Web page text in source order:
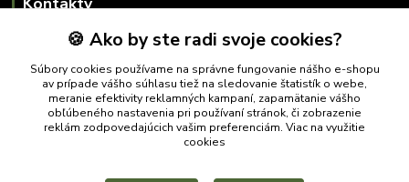
+421 905 788 098
fatralovshop@gmail.com
🍪 Ako by ste radi svoje cookies?
Súbory cookies používame na správne fungovanie nášho e-shopu
av prípade vášho súhlasu tiež na sledovanie štatistík o webe,
meranie efektivity reklamných kampaní, zapamätanie vášho
obľúbeného nastavenia pri používaní stránok, či zobrazenie
reklám zodpovedajúcich vašim preferenciám. Viac na využitie
cookies